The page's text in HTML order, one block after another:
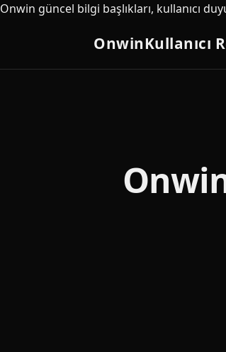
Onwin güncel bilgi başlıkları, kullanıcı
OnwinKullanıcı